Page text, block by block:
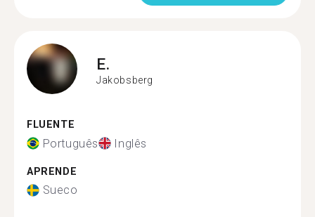
E.
Jakobsberg
FLUENTE
Português Inglês
APRENDE
Sueco